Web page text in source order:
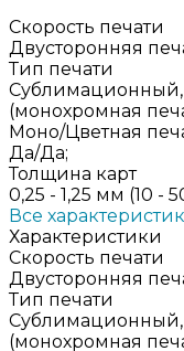
Скорость печати
Двусторонняя
Тип печати
(монохромная
Моно/Цветная
Да/Да;
Толщина карт
0,25 - 1,25 мм (10 -
Все
Характеристики
Скорость печати
Двусторонняя
Тип печати
(монохромная